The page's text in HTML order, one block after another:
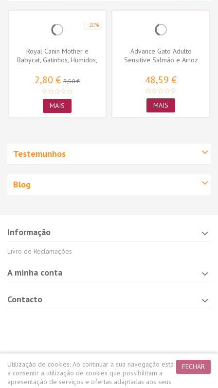
-20%
Royal Canin Mother e
Babycat, Gatinhos, Húmidos,
2,80 € 3,50 €
MAIS
Advance Gato Adulto
Sensitive Salmão e Arroz
48,59 €
MAIS
Testemunhos
Blog
Informação
Livro de Reclamações
A minha conta
Contacto
FECHAR
Utilização de cookies: Ao continuar a sua navegação está
a consentir a utilização de cookies que possibilitam a
apresentação de serviços e ofertas adaptadas aos seus